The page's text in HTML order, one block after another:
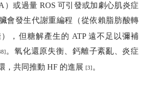
）或過量 ROS 可引發或加劇心肌炎症
會發生代謝重編程（從依賴脂肪酸轉
，但糖解產生的 ATP 遠不足以彌補
。氧化還原失衡、鈣離子紊亂、炎症
，共同推動 HF 的進展 [3] 。